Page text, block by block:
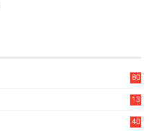
80
13
40